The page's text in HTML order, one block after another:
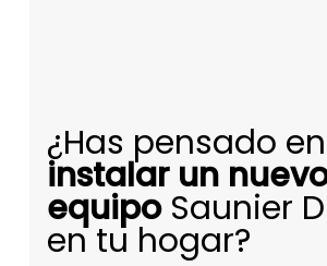
¿Has pensado en
instalar un
equipoSaunier
en tu hogar?